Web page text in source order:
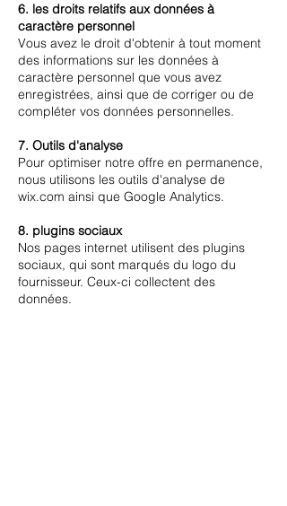
6. les droits relatifs aux données à
caractère personnel
Vous avez le droit d'obtenir à tout moment
des informations sur les données à
caractère personnel que vous avez
enregistrées, ainsi que de corriger ou de
compléter vos données personnelles.
7. Outils d'analyse
Pour optimiser notre offre en permanence,
nous utilisons les outils d'analyse de
wix.com ainsi que Google Analytics.
8. plugins sociaux
Nos pages internet utilisent des plugins
sociaux, qui sont marqués du logo du
fournisseur. Ceux-ci collectent des
données.